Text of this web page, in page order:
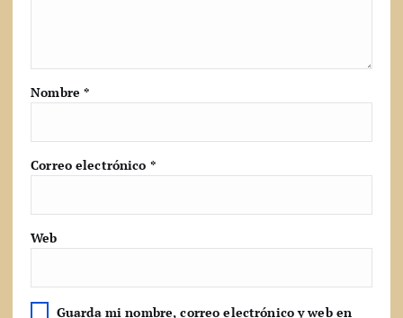
Nombre*
Correo electrónico *
Web
Guarda mi nombre, correo electrónico y web en